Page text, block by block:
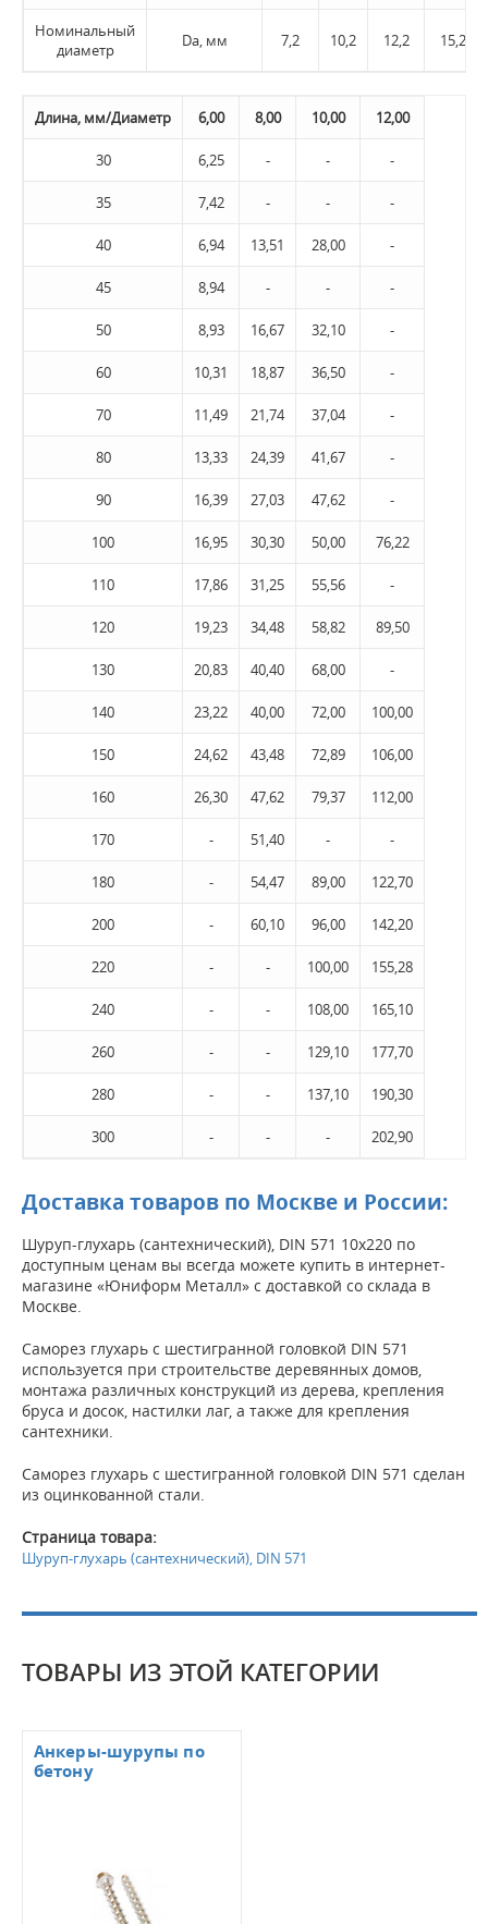
Номинальный
диаметр
Da, мм 7,2 10,2 12,2 15,2
Длина, мм/Диаметр 6,00 8,00 10,00 12,00
30 6,25 - - -
35 7,42 - - -
40 6,94 13,51 28,00 -
45 8,94 - - -
50 8,93 16,67 32,10 -
60 10,31 18,87 36,50 -
70 11,49 21,74 37,04 -
80 13,33 24,39 41,67 -
90 16,39 27,03 47,62 -
100 16,95 30,30 50,00 76,22
110 17,86 31,25 55,56 -
120 19,23 34,48 58,82 89,50
130 20,83 40,40 68,00 -
140 23,22 40,00 72,00 100,00
150 24,62 43,48 72,89 106,00
160 26,30 47,62 79,37 112,00
170 - 51,40 - -
180 - 54,47 89,00 122,70
200 - 60,10 96,00 142,20
220 - - 100,00 155,28
240 - - 108,00 165,10
260 - - 129,10 177,70
280 - - 137,10 190,30
300 - - - 202,90
Доставка товаров по Москве и России:
Шуруп-глухарь (сантехнический), DIN 571 10х220 по
доступным ценам вы всегда можете купить в интернет-
магазине «Юниформ Металл» с доставкой со склада в
Москве.
Саморез глухарь с шестигранной головкой DIN 571
используется при строительстве деревянных домов,
монтажа различных конструкций из дерева, крепления
бруса и досок, настилки лаг, а также для крепления
сантехники.
Саморез глухарь с шестигранной головкой DIN 571 сделан
из оцинкованной стали.
Страница товара:
Шуруп-глухарь (сантехнический), DIN 571
ТОВАРЫ ИЗ ЭТОЙ КАТЕГОРИИ
Анкеры-шурупы по
бетону